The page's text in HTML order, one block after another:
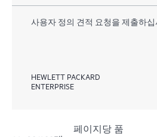
사용자 정의 견적 요청을 제출하십
HEWLETT PACKARD
ENTERPRISE
페이지당 품